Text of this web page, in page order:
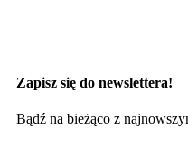
Zapisz się do newslettera!
Bądź na bieżąco z